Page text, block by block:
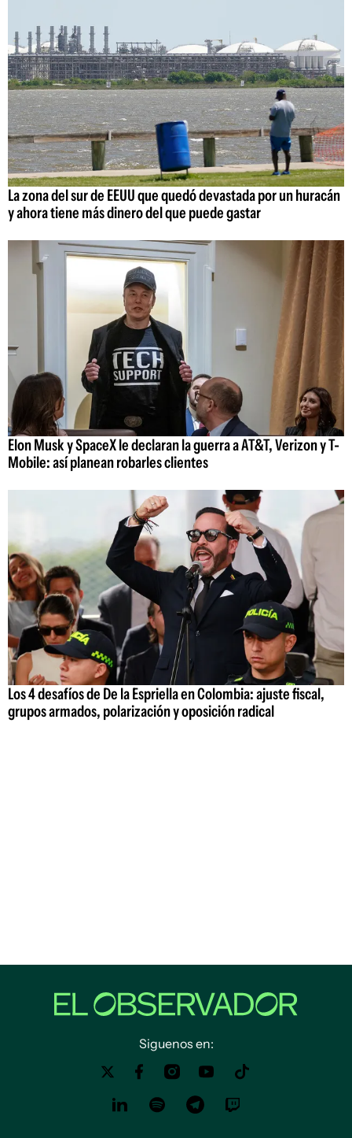
La zona del sur de EEUU que quedó devastada por un huracán
y ahora tiene más dinero del que puede gastar
Elon Musk y SpaceX le declaran la guerra a AT&T, Verizon y T-
Mobile: así planean robarles clientes
Los 4 desafíos de De la Espriella en Colombia: ajuste fiscal,
grupos armados, polarización y oposición radical
Siguenos en: